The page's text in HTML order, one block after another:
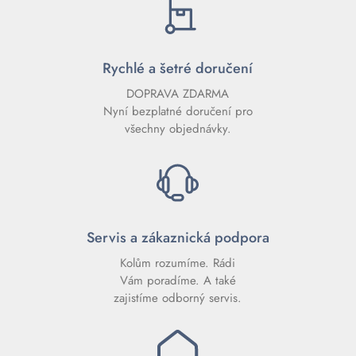
Rychlé a šetré doručení
DOPRAVA ZDARMA
Nyní bezplatné doručení pro
všechny objednávky.
Servis a zákaznická podpora
Kolům rozumíme. Rádi
Vám poradíme. A také
zajistíme odborný servis.